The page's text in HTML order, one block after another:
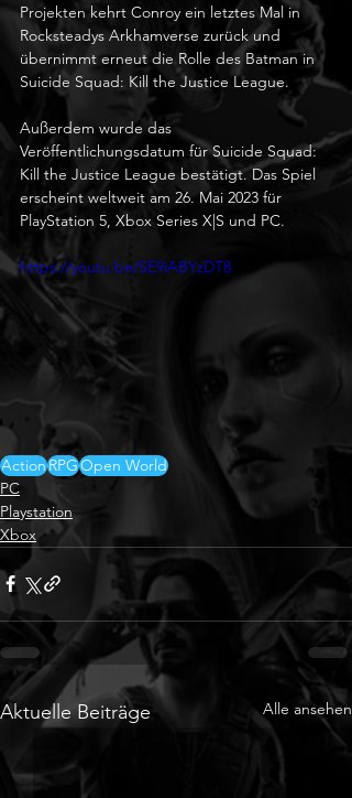
Projekten kehrt Conroy ein letztes Mal in
Rocksteadys Arkhamverse zurück und
übernimmt erneut die Rolle des Batman in
Suicide Squad: Kill the Justice League.
Außerdem wurde das
Veröffentlichungsdatum für Suicide Squad:
Kill the Justice League bestätigt. Das Spiel
erscheint weltweit am 26. Mai 2023 für
PlayStation 5, Xbox Series X|S und PC.
https://youtu.be/SE9iABYzDT8
ActionRPGOpen World
PC
Playstation
Xbox
Aktuelle Beiträge Alle ansehen